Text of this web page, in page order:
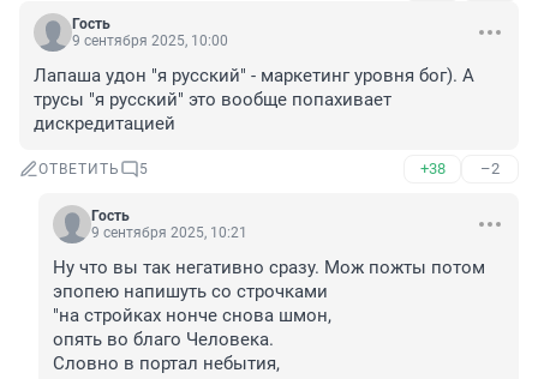
Гость
9 сентября 2025, 10:00
Лапаша удон "я русский" - маркетинг уровня бог). А
трусы "я русский" это вообще попахивает
дискредитацией
ОТВЕТИТЬ 5 +38 –2
Гость
9 сентября 2025, 10:21
Ну что вы так негативно сразу. Мож пожты потом
эпопею напишуть со строчками
"на стройках нонче снова шмон,
опять во благо Человека.
Словно в портал небытия,